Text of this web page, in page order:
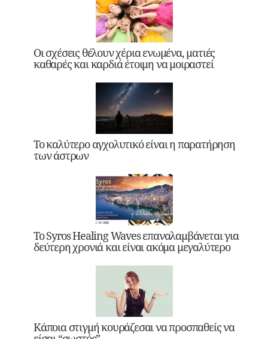
Οι σχέσεις θέλουν χέρια ενωμένα, ματιές
καθαρές και καρδιά έτοιμη να μοιραστεί
Το καλύτερο αγχολυτικό είναι η παρατήρηση
των άστρων
Το Syros Healing Waves επαναλαμβάνεται για
δεύτερη χρονιά και είναι ακόμα μεγαλύτερο
Κάποια στιγμή κουράζεσαι να προσπαθείς να